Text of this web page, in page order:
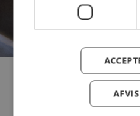
BOOK DIN